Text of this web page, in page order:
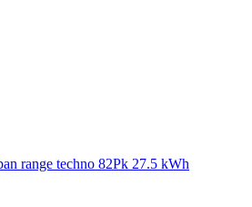
range techno 82Pk 27.5 kWh